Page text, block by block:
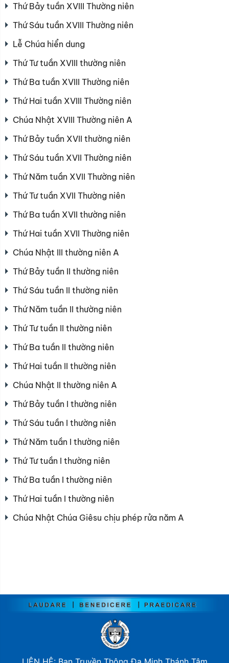
Thứ Bảy tuần XVIII Thường niên
Thứ Sáu tuần XVIII Thường niên
Lễ Chúa hiển dung
Thứ Tư tuần XVIII thường niên
Thứ Ba tuần XVIII Thường niên
Thứ Hai tuần XVIII Thường niên
Chúa Nhật XVIII Thường niên A
Thứ Bảy tuần XVII thường niên
Thứ Sáu tuần XVII Thường niên
Thứ Năm tuần XVII Thường niên
Thứ Tư tuần XVII Thường niên
Thứ Ba tuần XVII thường niên
Thứ Hai tuần XVII Thường niên
Chúa Nhật III thường niên A
Thứ Bảy tuần II thường niên
Thứ Sáu tuần II thường niên
Thứ Năm tuần II thường niên
Thứ Tư tuần II thường niên
Thứ Ba tuần II thường niên
Thứ Hai tuần II thường niên
Chúa Nhật II thường niên A
Thứ Bảy tuần I thường niên
Thứ Sáu tuần I thường niên
Thứ Năm tuần I thường niên
Thứ Tư tuần I thường niên
Thứ Ba tuần I thường niên
Thứ Hai tuần I thường niên
Chúa Nhật Chúa Giêsu chịu phép rửa năm A